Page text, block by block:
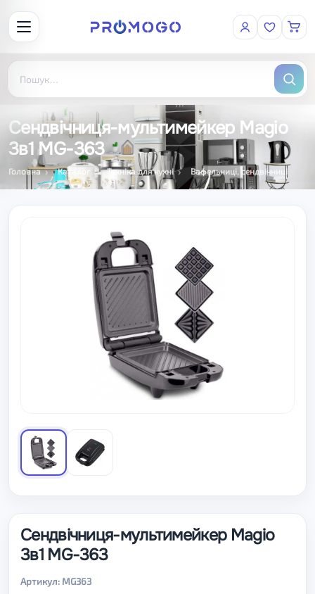
Сендвічниця-мультимейкер Magio
3в1 MG-363
Головна Каталог Техніка для кухні Вафельниці, сендвічниці
Сендвічниця-мультимейкер Magio
3в1 MG-363
Артикул: MG363